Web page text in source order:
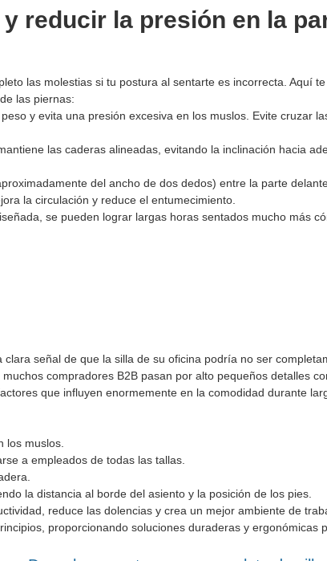
reducir la presión en la
las molestias si tu postura al sentarte es incorrecta. Aquí te
las piernas:
y evita una presión excesiva en los muslos. Evite cruzar
las caderas alineadas, evitando la inclinación hacia
del ancho de dos dedos) entre la parte
la circulación y reduce el entumecimiento.
se pueden lograr largas horas sentados mucho más
señal de que la silla de su oficina podría no ser
compradores B2B pasan por alto pequeños detalles
que influyen enormemente en la comodidad durante
los muslos.
a empleados de todas las tallas.
la distancia al borde del asiento y la posición de los pies.
reduce las dolencias y crea un mejor ambiente de
proporcionando soluciones duraderas y ergonómicas